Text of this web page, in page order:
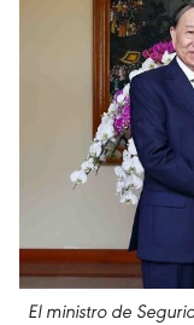
El ministro de